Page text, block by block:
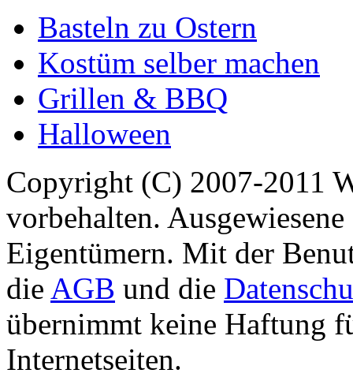
Basteln zu Ostern
Kostüm selber machen
Grillen & BBQ
Halloween
Copyright (C) 2007-2011
vorbehalten.
Eigentümern. Mit der
die AGB und die
übernimmt keine Haftung
Internetseiten.